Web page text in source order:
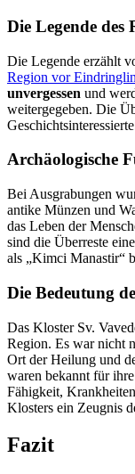
Die Legende des
Die Legende erzählt
Region vor
unvergessen und
weitergegeben. Die
Archäologische
Bei Ausgrabungen
antike Münzen und
das Leben der
sind die Überreste
als „Kimci Manastir“
Die Bedeutung
Das Kloster Sv.
Region. Es war nicht
Ort der Heilung und
waren bekannt für
Fähigkeit,
Klosters ein Zeugnis
Fazit